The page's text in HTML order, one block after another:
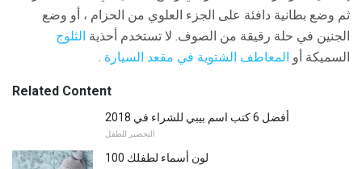
ثم وضع بطانية دافئة على الجزء العلوي من الحزام ، أو وضع
الجنين في حلة رقيقة من الصوف. لا تستخدم أحذية الثلوج
السميكة أو المعاطف الشتوية في مقعد السيارة .
Related Content
أفضل 6 كتب اسم بيبي للشراء في 2018
التحضير للطفل
100 لون أسماء لطفلك